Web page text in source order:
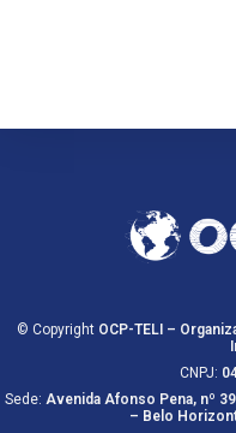
© Copyright OCP-TELI –
CNPJ:
Sede: Avenida Afonso Pena, nº
– Belo